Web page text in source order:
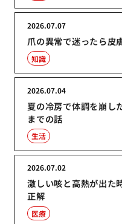
爪の異常で迷ったら皮
2026.07.07
知識
夏の冷房で体調を崩し
までの話
2026.07.04
生活
激しい咳と高熱が出た
正解
2026.07.02
医療